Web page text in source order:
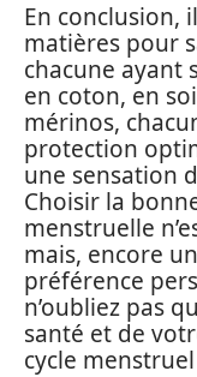
En conclusion,
matières pour
chacune ayant
en coton, en
mérinos,
protection
une sensation
Choisir la
menstruelle
mais, encore
préférence
n’oubliez pas
santé et de
cycle